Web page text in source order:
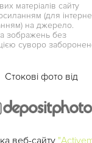
матеріалів сайту
(для
на джерело.
зображень без
суворо
Стокові фото від